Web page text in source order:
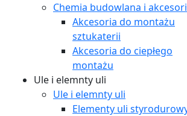
Chemia budowlana i
Akcesoria do montażu
sztukaterii
Akcesoria do ciepłego
montażu
Ule i elemnty uli
Ule i elemnty uli
Elementy uli